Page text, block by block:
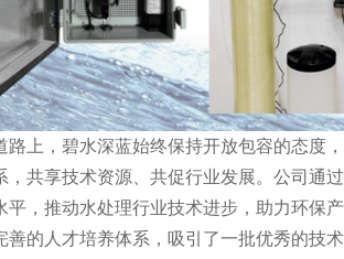
路上，碧水深蓝始终保持开放包容的态度
，共享技术资源、共促行业发展。公司通
平，推动水处理行业技术进步，助力环保
善的人才培养体系，吸引了一批优秀的技